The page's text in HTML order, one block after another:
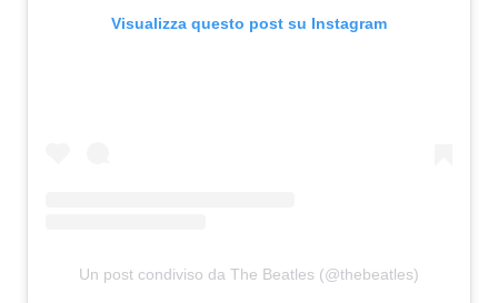
Visualizza questo post su Instagram
Un post condiviso da The Beatles (@thebeatles)